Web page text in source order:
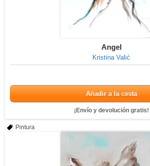
Angel
Kristina Valić
Añadir a la cesta
¡Envío y devolución gratis!
Pintura